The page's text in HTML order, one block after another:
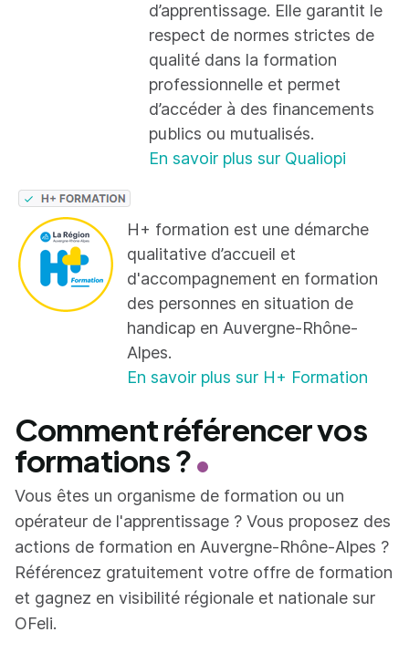
d’apprentissage. Elle garantit le
respect de normes strictes de
qualité dans la formation
professionnelle et permet
d’accéder à des financements
publics ou mutualisés.
En savoir plus sur Qualiopi
H+ formation est une démarche
qualitative d’accueil et
d'accompagnement en formation
des personnes en situation de
handicap en Auvergne-Rhône-
Alpes.
En savoir plus sur H+ Formation
Comment référencer vos
formations ?
Vous êtes un organisme de formation ou un
opérateur de l'apprentissage ? Vous proposez des
actions de formation en Auvergne-Rhône-Alpes ?
Référencez gratuitement votre offre de formation
et gagnez en visibilité régionale et nationale sur
OFeli.